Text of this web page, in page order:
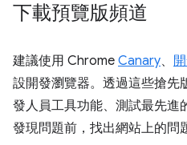
下載預覽版頻道
建議使用 Chrome Canary、
設開發瀏覽器。透過這些搶先
發人員工具功能、測試最先進
發現問題前，找出網站上的問